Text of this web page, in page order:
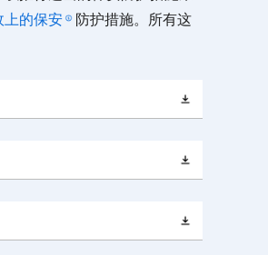
上的保安
防护措施。所有这